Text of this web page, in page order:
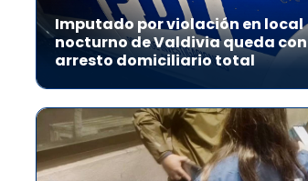
Imputado por violación en local
nocturno de Valdivia queda con
arresto domiciliario total